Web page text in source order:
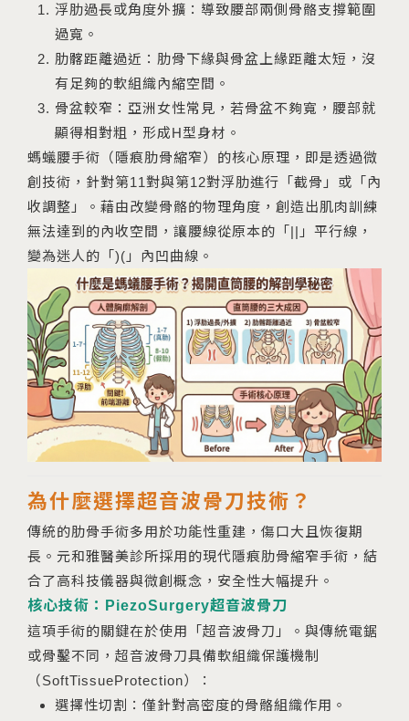
浮肋過長或角度外擴：導致腰部兩側骨骼支撐範圍
過寬。
肋髂距離過近：肋骨下緣與骨盆上緣距離太短，沒
有足夠的軟組織內縮空間。
骨盆較窄：亞洲女性常見，若骨盆不夠寬，腰部就
顯得相對粗，形成H型身材。
螞蟻腰手術（隱痕肋骨縮窄）的核心原理，即是透過微
創技術，針對第11對與第12對浮肋進行「截骨」或「內
收調整」。藉由改變骨骼的物理角度，創造出肌肉訓練
無法達到的內收空間，讓腰線從原本的「||」平行線，
變為迷人的「)(」內凹曲線。
為什麼選擇超音波骨刀技術？
傳統的肋骨手術多用於功能性重建，傷口大且恢復期
長。元和雅醫美診所採用的現代隱痕肋骨縮窄手術，結
合了高科技儀器與微創概念，安全性大幅提升。
核心技術：PiezoSurgery超音波骨刀
這項手術的關鍵在於使用「超音波骨刀」。與傳統電鋸
或骨鑿不同，超音波骨刀具備軟組織保護機制
（SoftTissueProtection）：
選擇性切割：僅針對高密度的骨骼組織作用。